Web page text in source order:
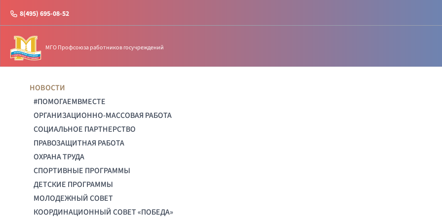
8(495) 695-08-52
МГО Профсоюза работников госучреждений
НОВОСТИ
#ПОМОГАЕМВМЕСТЕ
ОРГАНИЗАЦИОННО-МАССОВАЯ РАБОТА
СОЦИАЛЬНОЕ ПАРТНЕРСТВО
ПРАВОЗАЩИТНАЯ РАБОТА
ОХРАНА ТРУДА
СПОРТИВНЫЕ ПРОГРАММЫ
ДЕТСКИЕ ПРОГРАММЫ
МОЛОДЕЖНЫЙ СОВЕТ
КООРДИНАЦИОННЫЙ СОВЕТ «ПОБЕДА»